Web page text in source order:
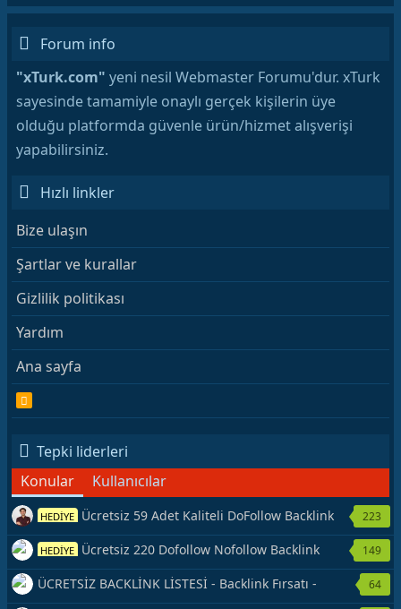
Forum info
"xTurk.com" yeni nesil Webmaster Forumu'dur. xTurk
sayesinde tamamiyle onaylı gerçek kişilerin üye
olduğu platformda güvenle ürün/hizmet alışverişi
yapabilirsiniz.
Hızlı linkler
Bize ulaşın
Şartlar ve kurallar
Gizlilik politikası
Yardım
Ana sayfa
R
S
Tepki liderleri
Konular
Kullanıcılar
HEDİYE Ücretsiz 59 Adet Kaliteli DoFollow Backlink
Kaynağı Veriyorum.
223
HEDİYE Ücretsiz 220 Dofollow Nofollow Backlink
Veriyorum
149
ÜCRETSİZ BACKLİNK LİSTESİ - Backlink Fırsatı -
Hemen Yetiş!
64